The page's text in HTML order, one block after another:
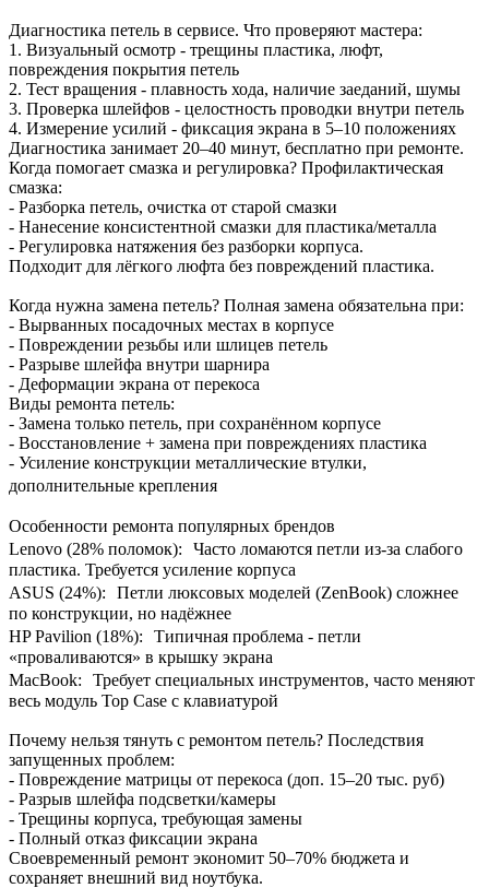
Диагностика петель в сервисе. Что проверяют мастера:
1. Визуальный осмотр - трещины пластика, люфт,
повреждения покрытия петель
2. Тест вращения - плавность хода, наличие заеданий, шумы
3. Проверка шлейфов - целостность проводки внутри петель
4. Измерение усилий - фиксация экрана в 5–10 положениях
Диагностика занимает 20–40 минут, бесплатно при ремонте.
Когда помогает смазка и регулировка? Профилактическая
смазка:
- Разборка петель, очистка от старой смазки
- Нанесение консистентной смазки для пластика/металла
- Регулировка натяжения без разборки корпуса.
Подходит для лёгкого люфта без повреждений пластика.
Когда нужна замена петель? Полная замена обязательна при:
- Вырванных посадочных местах в корпусе
- Повреждении резьбы или шлицев петель
- Разрыве шлейфа внутри шарнира
- Деформации экрана от перекоса
Виды ремонта петель:
- Замена только петель, при сохранённом корпусе
- Восстановление + замена при повреждениях пластика
- Усиление конструкции металлические втулки,
дополнительные крепления
Особенности ремонта популярных брендов
Lenovo (28% поломок): Часто ломаются петли из‑за слабого
пластика. Требуется усиление корпуса
ASUS (24%): Петли люксовых моделей (ZenBook) сложнее
по конструкции, но надёжнее
HP Pavilion (18%): Типичная проблема - петли
«проваливаются» в крышку экрана
MacBook: Требует специальных инструментов, часто меняют
весь модуль Top Case с клавиатурой
Почему нельзя тянуть с ремонтом петель? Последствия
запущенных проблем:
- Повреждение матрицы от перекоса (доп. 15–20 тыс. руб)
- Разрыв шлейфа подсветки/камеры
- Трещины корпуса, требующая замены
- Полный отказ фиксации экрана
Своевременный ремонт экономит 50–70% бюджета и
сохраняет внешний вид ноутбука.